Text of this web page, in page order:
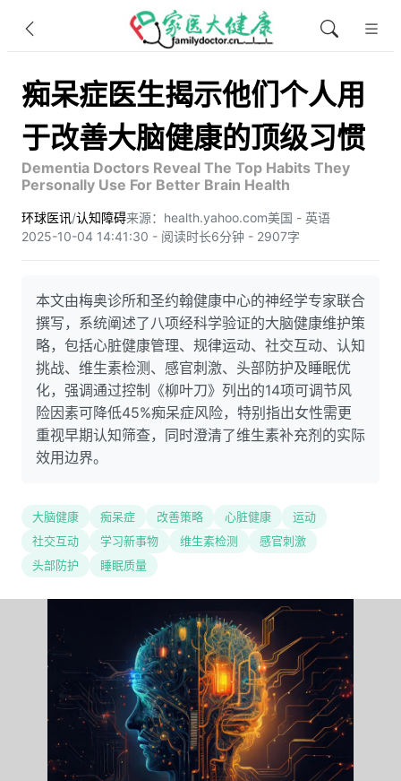
痴呆症医生揭示他们个人用
于改善大脑健康的顶级习惯
Dementia Doctors Reveal The Top Habits They
Personally Use For Better Brain Health
环球医讯/认知障碍来源：health.yahoo.com美国 - 英语
2025-10-04 14:41:30 - 阅读时长6分钟 - 2907字
本文由梅奥诊所和圣约翰健康中心的神经学专家联合
撰写，系统阐述了八项经科学验证的大脑健康维护策
略，包括心脏健康管理、规律运动、社交互动、认知
挑战、维生素检测、感官刺激、头部防护及睡眠优
化，强调通过控制《柳叶刀》列出的14项可调节风
险因素可降低45%痴呆症风险，特别指出女性需更
重视早期认知筛查，同时澄清了维生素补充剂的实际
效用边界。
大脑健康 痴呆症 改善策略 心脏健康
运动
社交互动
学习新事物 维生素检测
感官刺激
头部防护
睡眠质量